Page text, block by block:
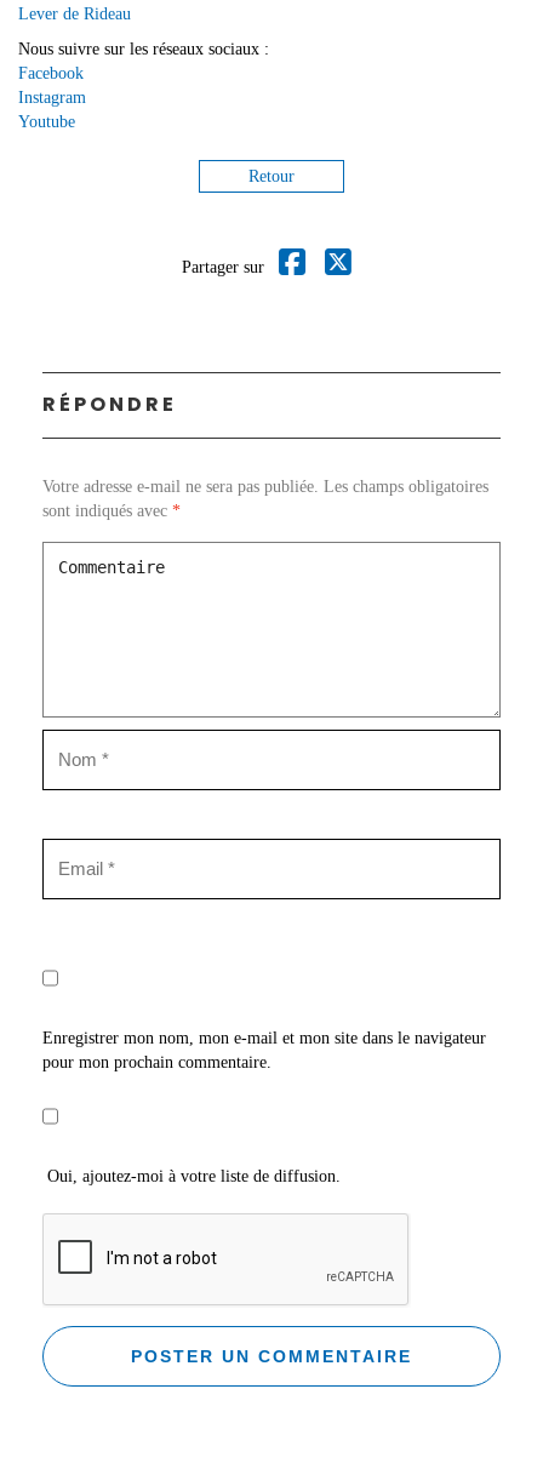
Lever de Rideau
Nous suivre sur les réseaux sociaux :
Facebook
Instagram
Youtube
Retour
Partager sur
RÉPONDRE
Votre adresse e-mail ne sera pas publiée. Les champs obligatoires
sont indiqués avec *
Enregistrer mon nom, mon e-mail et mon site dans le navigateur
pour mon prochain commentaire.
Oui, ajoutez-moi à votre liste de diffusion.